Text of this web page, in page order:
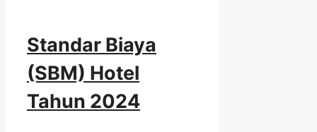
Standar Biaya
(SBM) Hotel
Tahun 2024